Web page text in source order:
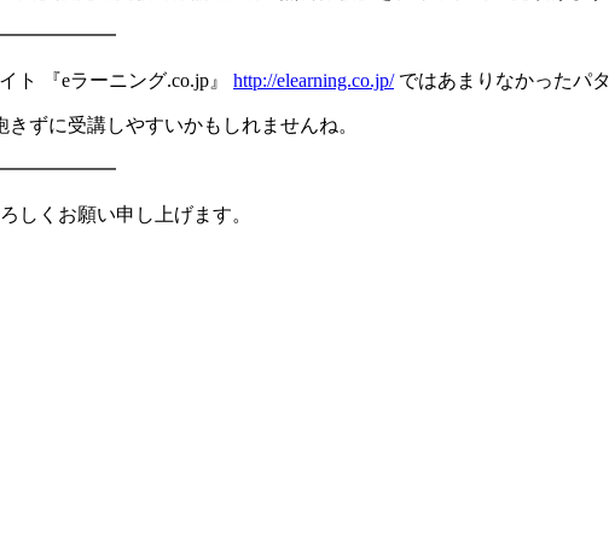
ト 『eラーニング.co.jp』 http://elearning.co.jp/ではあまりなかったパタ
ずに受講しやすいかもしれませんね。
しくお願い申し上げます。